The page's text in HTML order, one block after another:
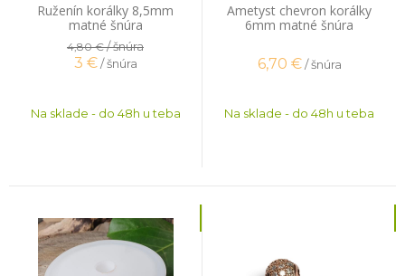
Ruženín korálky 8,5mm
matné šnúra
4,80 €/ šnúra
3 € / šnúra
Na sklade - do 48h u teba
Ametyst chevron korálky
6mm matné šnúra
6,70 € / šnúra
Na sklade - do 48h u teba